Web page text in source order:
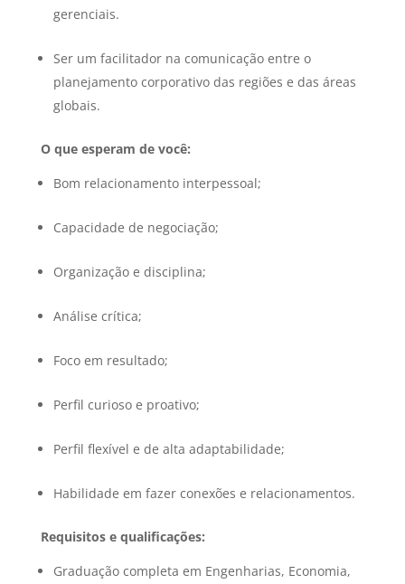
gerenciais.
Ser um facilitador na comunicação entre o
planejamento corporativo das regiões e das áreas
globais.
O que esperam de você:
Bom relacionamento interpessoal;
Capacidade de negociação;
Organização e disciplina;
Análise crítica;
Foco em resultado;
Perfil curioso e proativo;
Perfil flexível e de alta adaptabilidade;
Habilidade em fazer conexões e relacionamentos.
Requisitos e qualificações:
Graduação completa em Engenharias, Economia,